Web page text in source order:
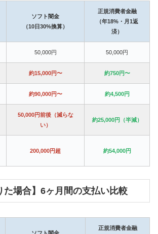
ソフト闇金
（10日30%換算）
正規消費者金融
（年18%・月1返
済）
50,000円 50,000円
約15,000円〜 約750円〜
約90,000円〜 約4,500円
50,000円前後（減らな
い）
約25,000円（半減）
200,000円超 約54,000円
た場合】6ヶ月間の支払い比較
正規消費者金融